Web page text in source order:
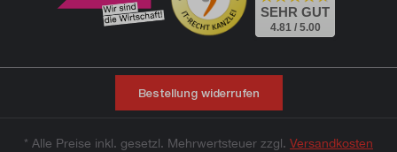
SEHR GUT
4.81 / 5.00
Bestellung widerrufen
* Alle Preise inkl. gesetzl. Mehrwertsteuer zzgl. Versandkosten